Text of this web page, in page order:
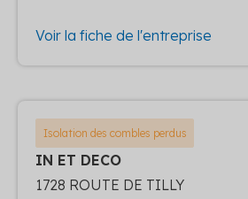
Voir la fiche de l'entreprise
Isolation des combles perdus
IN ET DECO
1728 ROUTE DE TILLY